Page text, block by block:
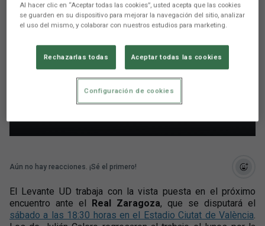
Iván Romero se ejercita con el
resto de sus compañeros
Aún no hay reacciones. ¡Sé el primero!
El Levante UD trabaja con la vista puesta en el próximo
encuentro ante el Real Zaragoza, que se disputará el
sábado a las 18:30 horas en el Estadio Ciutat de València.
Al hacer clic en “Aceptar todas las cookies”, usted acepta que las cookies
se guarden en su dispositivo para mejorar la navegación del sitio, analizar
el uso del mismo, y colaborar con nuestros estudios para marketing.
Rechazarlas todas Aceptar todas las cookies
Configuración de cookies